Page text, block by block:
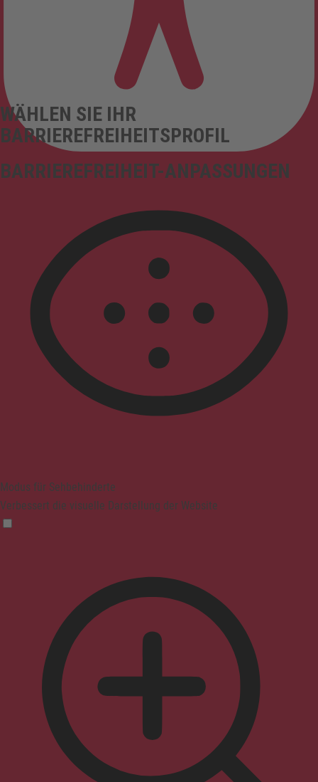
BARRIEREFREIHEIT-ANPASSUNGEN
WÄHLEN SIE IHR
BARRIEREFREIHEITSPROFIL
Modus für Sehbehinderte
Verbessert die visuelle Darstellung der Website